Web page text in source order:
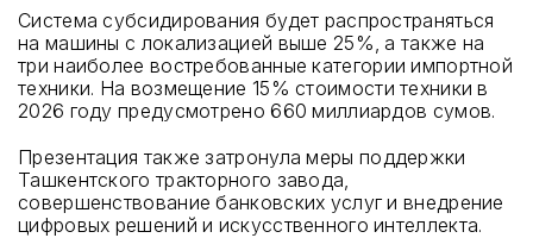
Система субсидирования будет распространяться
на машины с локализацией выше 25%, а также на
три наиболее востребованные категории импортной
техники. На возмещение 15% стоимости техники в
2026 году предусмотрено 660 миллиардов сумов.
Презентация также затронула меры поддержки
Ташкентского тракторного завода,
совершенствование банковских услуг и внедрение
цифровых решений и искусственного интеллекта.